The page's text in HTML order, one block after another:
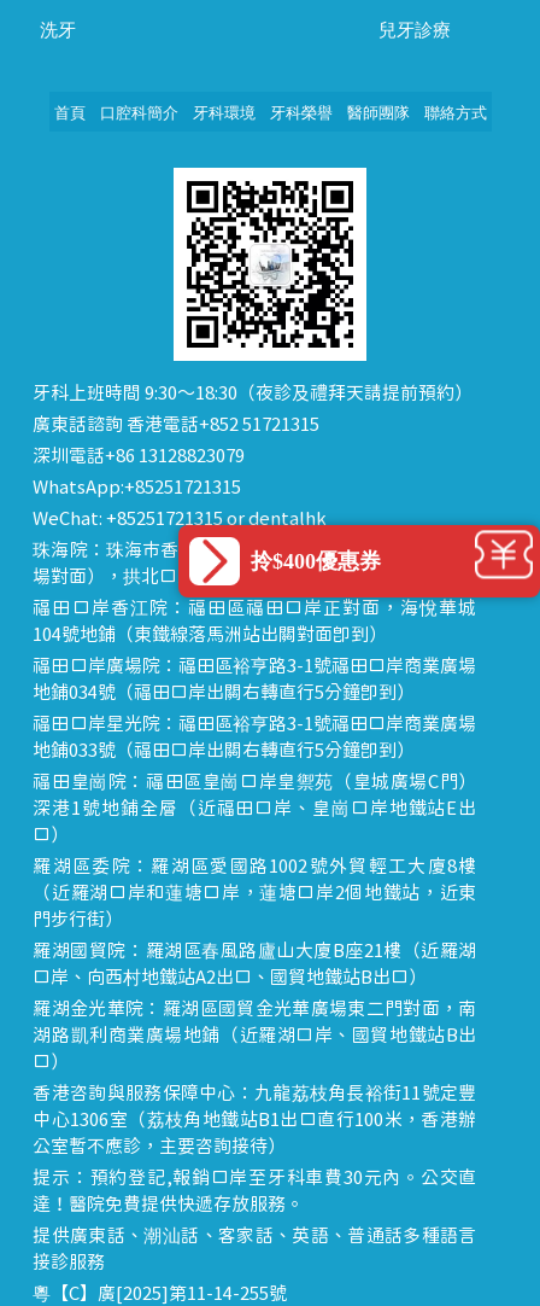
洗牙 兒牙診療
首頁 口腔科簡介 牙科環境 牙科榮譽 醫師團隊 聯絡方式
牙科上班時間 9:30～18:30（夜診及禮拜天請提前預約）
廣東話諮詢 香港電話+852 51721315
深圳電話+86 13128823079
WhatsApp:+85251721315
WeChat: +85251721315 or dentalhk
珠海院：珠海市香洲區 拱北中建商業大廈 15樓（迎賓廣
場對面），拱北口岸步行8分鐘直達
福田口岸香江院：福田區福田口岸正對面，海悅華城
104號地鋪（東鐵線落馬洲站出關對面即到）
福田口岸廣場院：福田區裕亨路3-1號福田口岸商業廣場
地鋪034號（福田口岸出關右轉直行5分鐘即到）
福田口岸星光院：福田區裕亨路3-1號福田口岸商業廣場
地鋪033號（福田口岸出關右轉直行5分鐘即到）
福田皇崗院：福田區皇崗口岸皇禦苑（皇城廣場C門）
深港1號地鋪全層（近福田口岸、皇崗口岸地鐵站E出
口）
羅湖區委院：羅湖區愛國路1002號外貿輕工大廈8樓
（近羅湖口岸和蓮塘口岸，蓮塘口岸2個地鐵站，近東
門步行街）
羅湖國貿院：羅湖區春風路廬山大廈B座21樓（近羅湖
口岸、向西村地鐵站A2出口、國貿地鐵站B出口）
羅湖金光華院：羅湖區國貿金光華廣場東二門對面，南
湖路凱利商業廣場地鋪（近羅湖口岸、國貿地鐵站B出
口）
香港咨詢與服務保障中心：九龍荔枝角長裕街11號定豐
中心1306室（荔枝角地鐵站B1出口直行100米，香港辦
公室暫不應診，主要咨詢接待）
提示：預約登記,報銷口岸至牙科車費30元內。公交直
達！醫院免費提供快遞存放服務。
提供廣東話、潮汕話、客家話、英語、普通話多種語言
接診服務
粵【C】廣[2025]第11-14-255號
拎$400優惠券